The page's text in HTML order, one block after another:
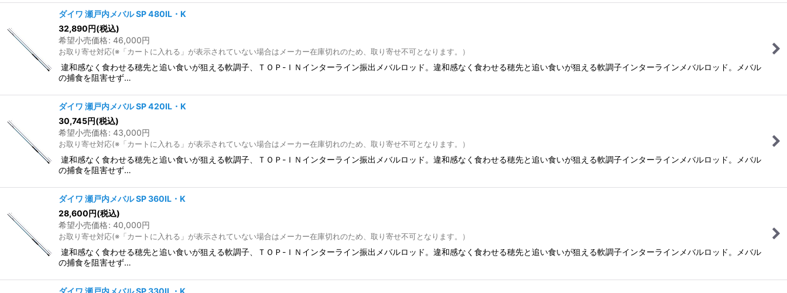
ダイワ 瀬戸内メバル SP 480IL・K
32,890円(税込)
希望小売価格: 46,000円
お取り寄せ対応(※「カートに入れる」が表示されていない場合はメーカー在庫切れのため、取り寄せ不可となります。）
違和感なく食わせる穂先と追い食いが狙える軟調子、ＴＯＰ-ＩＮインターライン振出メバルロッド。違和感なく食わせる穂先と追い食いが狙える軟調子インターラインメバルロッド。メバル
の捕食を阻害せず…
ダイワ 瀬戸内メバル SP 420IL・K
30,745円(税込)
希望小売価格: 43,000円
お取り寄せ対応(※「カートに入れる」が表示されていない場合はメーカー在庫切れのため、取り寄せ不可となります。）
違和感なく食わせる穂先と追い食いが狙える軟調子、ＴＯＰ-ＩＮインターライン振出メバルロッド。違和感なく食わせる穂先と追い食いが狙える軟調子インターラインメバルロッド。メバル
の捕食を阻害せず…
ダイワ 瀬戸内メバル SP 360IL・K
28,600円(税込)
希望小売価格: 40,000円
お取り寄せ対応(※「カートに入れる」が表示されていない場合はメーカー在庫切れのため、取り寄せ不可となります。）
違和感なく食わせる穂先と追い食いが狙える軟調子、ＴＯＰ-ＩＮインターライン振出メバルロッド。違和感なく食わせる穂先と追い食いが狙える軟調子インターラインメバルロッド。メバル
の捕食を阻害せず…
ダイワ 瀬戸内メバル SP 330IL・K